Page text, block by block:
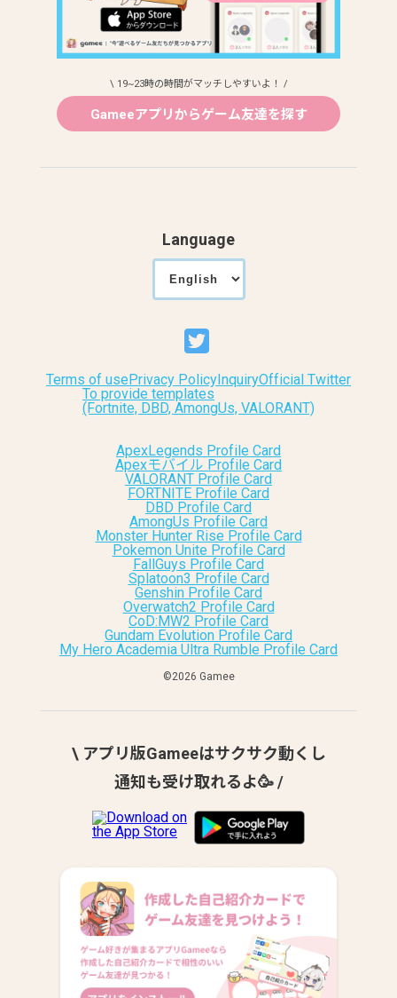
\ 19~23時の時間がマッチしやすいよ！ /
Gameeアプリからゲーム友達を探す
Language
Terms of usePrivacy Policy InquiryOfficial Twitter
To provide templates
(Fortnite, DBD, AmongUs, VALORANT)
ApexLegends Profile Card
Apexモバイル Profile Card
VALORANT Profile Card
FORTNITE Profile Card
DBD Profile Card
AmongUs Profile Card
Monster Hunter Rise Profile Card
Pokemon Unite Profile Card
FallGuys Profile Card
Splatoon3 Profile Card
Genshin Profile Card
Overwatch2 Profile Card
CoD:MW2 Profile Card
Gundam Evolution Profile Card
My Hero Academia Ultra Rumble Profile Card
©︎2026 Gamee
\ アプリ版Gameeはサクサク動くし
通知も受け取れるよ🥳 /